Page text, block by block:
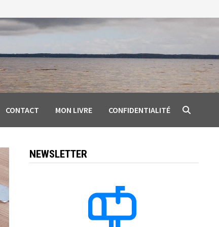
CONTACT MON LIVRE CONFIDENTIALITÉ
NEWSLETTER